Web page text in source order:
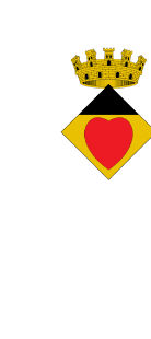
contingut